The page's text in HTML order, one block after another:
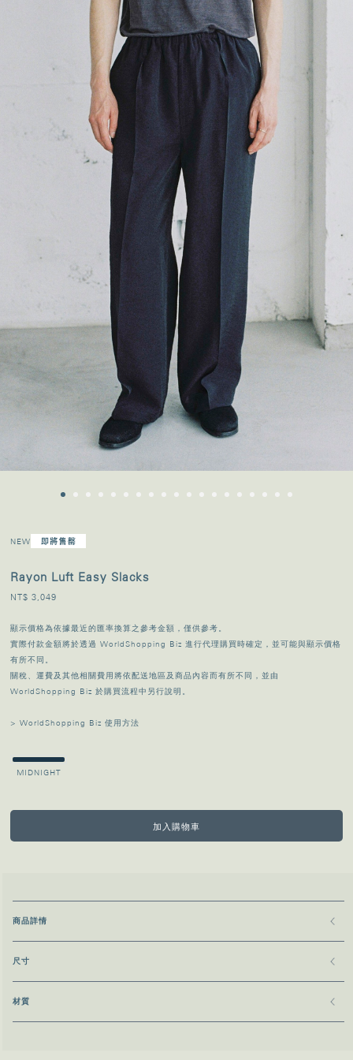
NEW
Rayon Luft Easy Slacks
NT$ 3,049
顯示價格為依據最近的匯率換算之參考金額，僅供參考。
實際付款金額將於透過 WorldShopping Biz 進行代理購買時確定，並可能與顯示價格
有所不同。
關稅、運費及其他相關費用將依配送地區及商品內容而有所不同，並由
WorldShopping Biz 於購買流程中另行說明。
> WorldShopping Biz 使用方法
MIDNIGHT
加入購物車
商品詳情
尺寸
材質